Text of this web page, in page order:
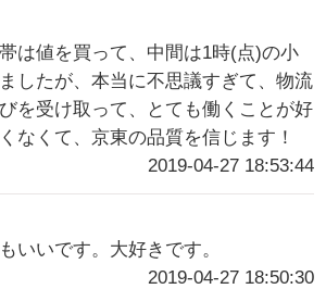
は値を買って、中間は1時(点)の小
したが、本当に不思議すぎて、物流
を受け取って、とても働くことが好
なくて、京東の品質を信じます！
2019-04-27 18:53:44
いいです。大好きです。
2019-04-27 18:50:30